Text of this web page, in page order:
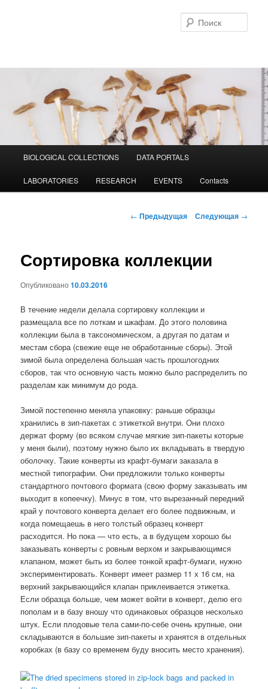
BIOLOGICAL COLLECTIONS DATA PORTALS
LABORATORIES RESEARCH EVENTS Contacts
Навигация
← Предыдущая Следующая →
Сортировка коллекции
Опубликовано10.03.2016
В течение недели делала сортировку коллекции и
размещала все по лоткам и шкафам. До этого половина
коллекции была в таксономическом, а другая по датам и
местам сбора (свежие еще не обработанные сборы). Этой
зимой была определена большая часть прошлогодних
сборов, так что основную часть можно было распределить по
разделам как минимум до рода.
Зимой постепенно меняла упаковку: раньше образцы
хранились в зип-пакетах с этикеткой внутри. Они плохо
держат форму (во всяком случае мягкие зип-пакеты которые
у меня были), поэтому нужно было их вкладывать в твердую
оболочку. Такие конверты из крафт-бумаги заказала в
местной типографии. Они предложили только конверты
стандартного почтового формата (свою форму заказывать им
выходит в копеечку). Минус в том, что вырезанный передний
край у почтового конверта делает его более подвижным, и
когда помещаешь в него толстый образец конверт
расходится. Но пока — что есть, а в будущем хорошо бы
заказывать конверты с ровным верхом и закрывающимся
клапаном, может быть из более тонкой крафт-бумаги, нужно
экспериментировать. Конверт имеет размер 11 х 16 см, на
верхний закрывающийся клапан приклеивается этикетка.
Если образца больше, чем может войти в конверт, делю его
пополам и в базу вношу что одинаковых образцов несколько
штук. Если плодовые тела сами-по-себе очень крупные, они
складываются в большие зип-пакеты и хранятся в отдельных
коробках (в базу со временем буду вносить место хранения).